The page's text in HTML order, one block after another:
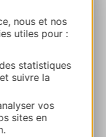
nous et nos
utiles pour :
statistiques
suivre la
vos
sites en
SUR-